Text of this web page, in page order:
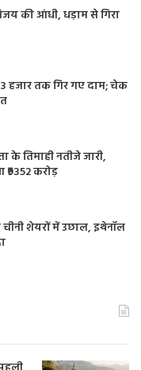
की आंधी, धड़ाम से गिरा
हजार तक गिर गए दाम; चेक
के तिमाही नतीजे जारी,
करोड़
शेयरों में उछाल, इथेनॉल